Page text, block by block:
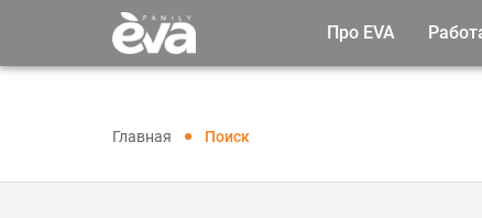
Про EVA
Главная Поиск